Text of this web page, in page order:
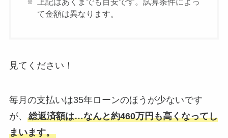
て金額は異なります。
見てください！
毎月の支払いは35年ローンのほうが少ないです
が、 総返済額は…なんと約460万円も高くなってし
まいます。